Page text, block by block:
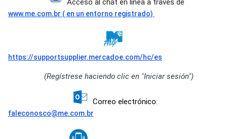
Acceso al chat en línea a través de
www.me.com.br ( en un entorno registrado)
https://supportsupplier.mercadoe.com/hc/es
(Regístrese haciendo clic en "Iniciar sesión")
Correo electrónico:
faleconosco@me.com.br